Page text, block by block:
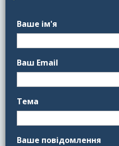
Ваше ім'я
Ваш Email
Тема
Ваше повідомлення